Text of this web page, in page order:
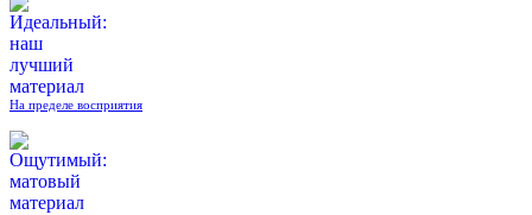
На пределе восприятия